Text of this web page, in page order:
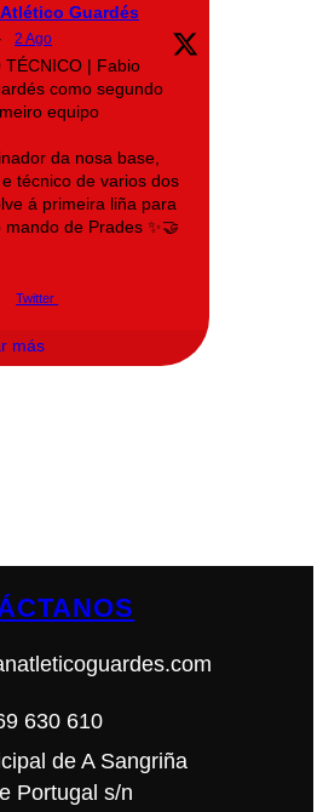
Guardés
· 2 Ago
TÉCNICO | Fabio
como segundo
equipo
da nosa base,
técnico de varios dos
á primeira liña para
de Prades ✨🤝
Twitter
más
630 610
de A Sangriña
Portugal s/n